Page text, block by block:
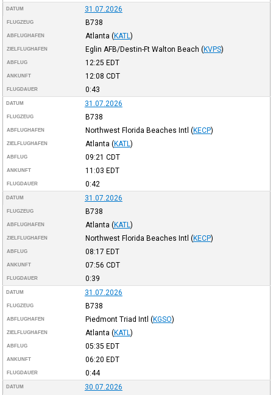
DATUM 31.07.2026
FLUGZEUG B738
ABFLUGHAFEN Atlanta (KATL )
ZIELFLUGHAFEN Eglin AFB/Destin-Ft Walton Beach (KVPS)
ABFLUG 12:25 EDT
ANKUNFT 12:08 CDT
FLUGDAUER 0:43
DATUM 31.07.2026
FLUGZEUG B738
ABFLUGHAFEN Northwest Florida Beaches Intl (KECP)
ZIELFLUGHAFEN Atlanta (KATL )
ABFLUG 09:21 CDT
ANKUNFT 11:03 EDT
FLUGDAUER 0:42
DATUM 31.07.2026
FLUGZEUG B738
ABFLUGHAFEN Atlanta (KATL )
ZIELFLUGHAFEN Northwest Florida Beaches Intl (KECP)
ABFLUG 08:17 EDT
ANKUNFT 07:56 CDT
FLUGDAUER 0:39
DATUM 31.07.2026
FLUGZEUG B738
ABFLUGHAFEN Piedmont Triad Intl (KGSO)
ZIELFLUGHAFEN Atlanta (KATL )
ABFLUG 05:35 EDT
ANKUNFT 06:20 EDT
FLUGDAUER 0:44
DATUM 30.07.2026